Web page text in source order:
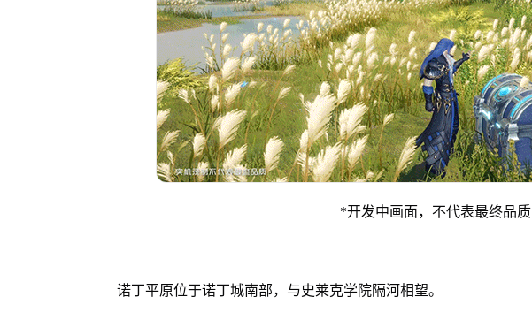
*开发中画面，不代表最终品质
诺丁平原位于诺丁城南部，与史莱克学院隔河相望。